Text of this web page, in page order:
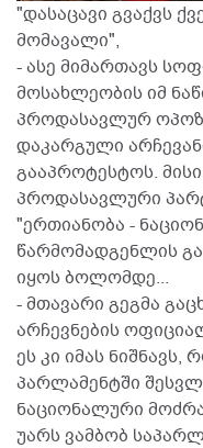
"დასაცავი გვაქვს
მომავალი",
- ასე მიმართავს
მოსახლეობის იმ
პროდასავლურ
დაკარგული
გააპროტესტოს.
პროდასავლური
"ერთიანობა -
წარმომადგენლის
იყოს ბოლომდე...
- მთავარი გეგმა
არჩევნების
ეს კი იმას
პარლამენტში
ნაციონალური
უარს ვამბობ